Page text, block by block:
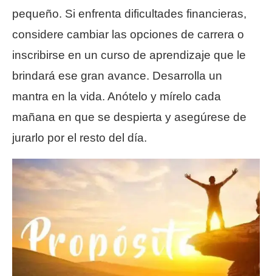
pequeño. Si enfrenta dificultades financieras,
considere cambiar las opciones de carrera o
inscribirse en un curso de aprendizaje que le
brindará ese gran avance. Desarrolla un
mantra en la vida. Anótelo y mírelo cada
mañana en que se despierta y asegúrese de
jurarlo por el resto del día.